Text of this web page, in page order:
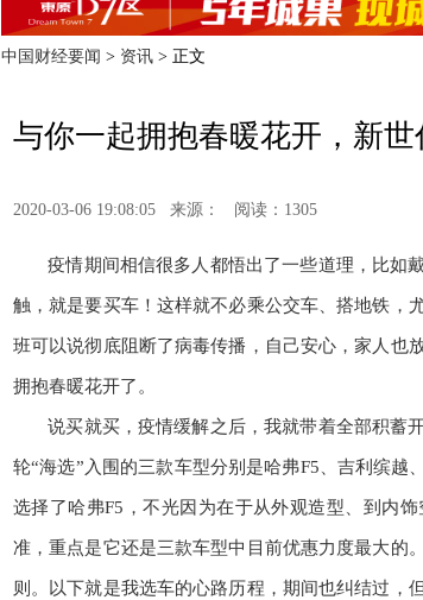
中国财经要闻 > 资讯 > 正文
与你一起拥抱春暖花开，新
2020-03-06 19:08:05 来源： 阅读：1305
疫情期间相信很多人都悟出了一些道理，比
触，就是要买车！这样就不必乘公交车、搭地铁，
班可以说彻底阻断了病毒传播，自己安心，家人也
拥抱春暖花开了。
说买就买，疫情缓解之后，我就带着全部积蓄开
轮“海选”入围的三款车型分别是哈弗F5 、吉利缤越
选择了哈弗F5 ，不光因为在于从外观造型、到内
准，重点是它还是三款车型中目前优惠力度最大的
则。以下就是我选车的心路历程，期间也纠结过，